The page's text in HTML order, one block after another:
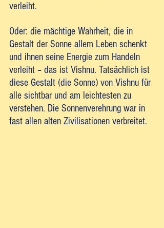
verleiht.
Oder: die mächtige Wahrheit, die in
Gestalt der Sonne allem Leben schenkt
und ihnen seine Energie zum Handeln
verleiht – das ist Vishnu. Tatsächlich ist
diese Gestalt (die Sonne) von Vishnu für
alle sichtbar und am leichtesten zu
verstehen. Die Sonnenverehrung war in
fast allen alten Zivilisationen verbreitet.